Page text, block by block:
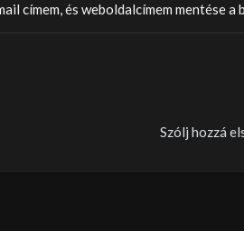
címem, és weboldalcímem mentése
Szólj hozzá